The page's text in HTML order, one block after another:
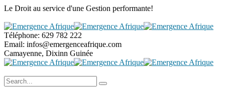
Le Droit au service d'une Gestion performante!
Téléphone: 629 782 222
Email: infos@emergenceafrique.com
Camayenne, Dixinn Guinée